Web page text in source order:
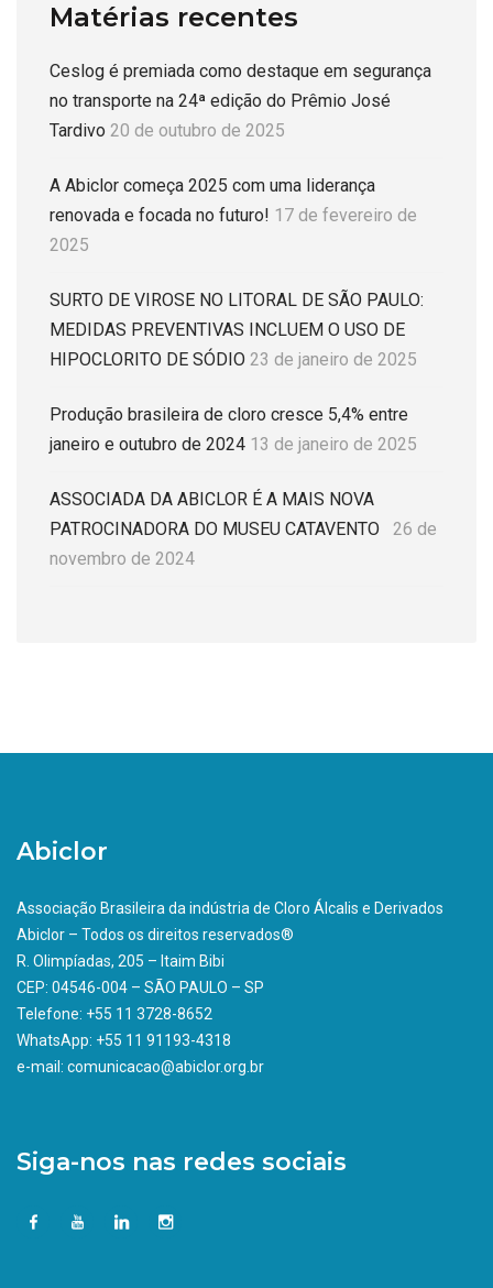
Matérias recentes
Ceslog é premiada como destaque em segurança
no transporte na 24ª edição do Prêmio José
Tardivo 20 de outubro de 2025
A Abiclor começa 2025 com uma liderança
renovada e focada no futuro! 17 de fevereiro de
2025
SURTO DE VIROSE NO LITORAL DE SÃO PAULO:
MEDIDAS PREVENTIVAS INCLUEM O USO DE
HIPOCLORITO DE SÓDIO 23 de janeiro de 2025
Produção brasileira de cloro cresce 5,4% entre
janeiro e outubro de 2024 13 de janeiro de 2025
ASSOCIADA DA ABICLOR É A MAIS NOVA
PATROCINADORA DO MUSEU CATAVENTO
26 de
novembro de 2024
Abiclor
Associação Brasileira da indústria de Cloro Álcalis e Derivados
Abiclor – Todos os direitos reservados®
R. Olimpíadas, 205 – Itaim Bibi
CEP: 04546-004 – SÃO PAULO – SP
Telefone: +55 11 3728-8652
WhatsApp: +55 11 91193-4318
e-mail: comunicacao@abiclor.org.br
Siga-nos nas redes sociais